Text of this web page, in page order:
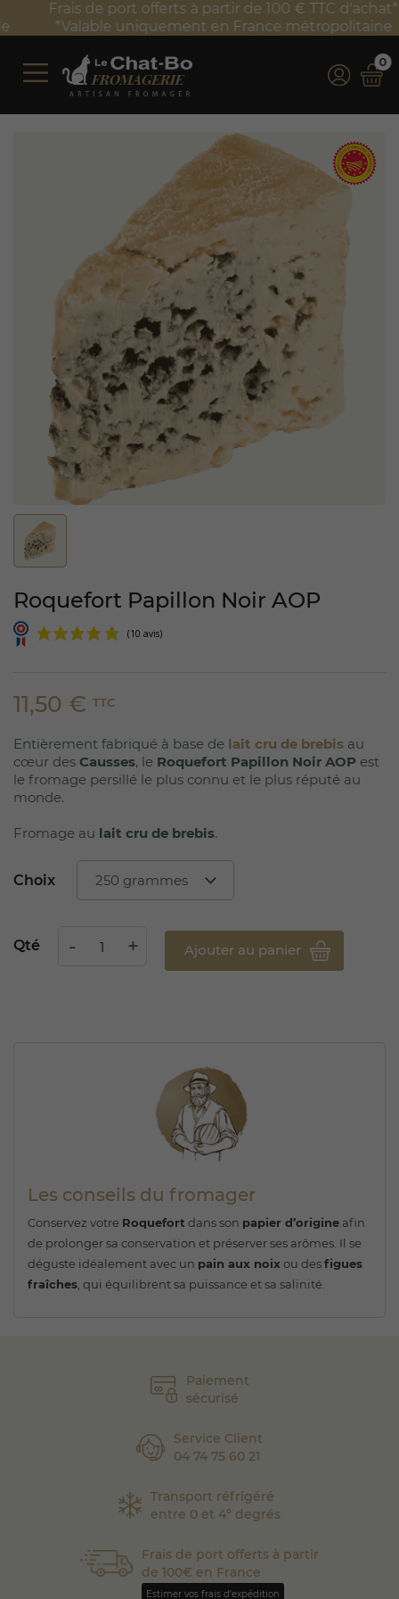
Frais de port offerts à partir de 100 € TTC d'achat*
*Valable uniquement en France métropolitaine
0
Roquefort Papillon Noir AOP
(10 avis)
11,50 € TTC
Entièrement fabriqué à base de lait cru de brebis au
cœur des Causses, le Roquefort Papillon Noir AOP est
le fromage persillé le plus connu et le plus réputé au
monde.
Fromage au lait cru de brebis.
Choix
Qté Ajouter au panier
Les conseils du fromager
Conservez votre Roquefort dans son papier d’origine afin
de prolonger sa conservation et préserver ses arômes. Il se
déguste idéalement avec un pain aux noix ou desfigues
fraîches , qui équilibrent sa puissance et sa salinité.
Paiement
sécurisé
Service Client
04 74 75 60 21
Transport réfrigéré
entre 0 et 4° degrés
Frais de port offerts à partir
de 100€ en France
Estimer vos frais d'expédition